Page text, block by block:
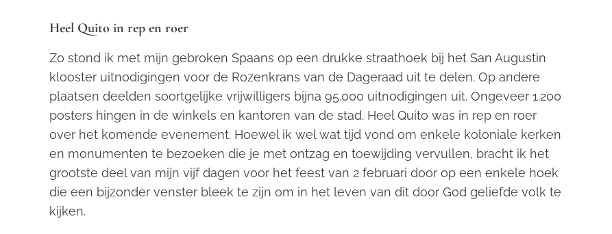
Heel Quito in rep en roer
Zo stond ik met mijn gebroken Spaans op een drukke straathoek bij het San Augustin
klooster uitnodigingen voor de Rozenkrans van de Dageraad uit te delen. Op andere
plaatsen deelden soortgelijke vrijwilligers bijna 95.000 uitnodigingen uit. Ongeveer 1.200
posters hingen in de winkels en kantoren van de stad. Heel Quito was in rep en roer
over het komende evenement. Hoewel ik wel wat tijd vond om enkele koloniale kerken
en monumenten te bezoeken die je met ontzag en toewijding vervullen, bracht ik het
grootste deel van mijn vijf dagen voor het feest van 2 februari door op een enkele hoek
die een bijzonder venster bleek te zijn om in het leven van dit door God geliefde volk te
kijken.